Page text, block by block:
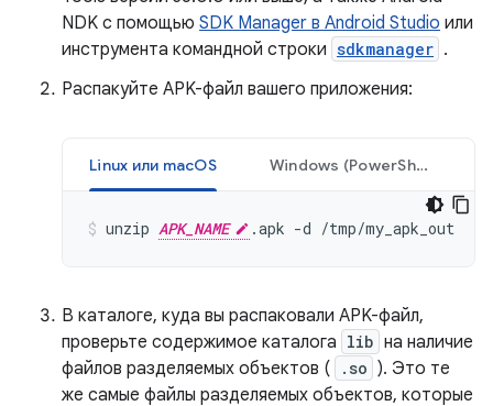
NDK с помощью SDK Manager в Android Studio или
инструмента командной строки sdkmanager .
Распакуйте APK-файл вашего приложения:
Linux или macOS Windows (PowerShell)
unzip APK_NAME
В каталоге, куда вы распаковали APK-файл,
проверьте содержимое каталога lib на наличие
файлов разделяемых объектов (
.so ). Это те
же самые файлы разделяемых объектов, которые